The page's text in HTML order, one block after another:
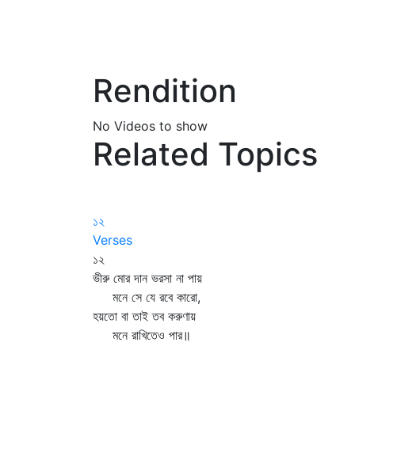
Rendition
No Videos to show
Related Topics
১২
Verses
১২
ভীরু মোর দান ভরসা না পায়
মনে সে যে রবে কারো,
হয়তো বা তাই তব করুণায়
মনে রাখিতেও পার॥